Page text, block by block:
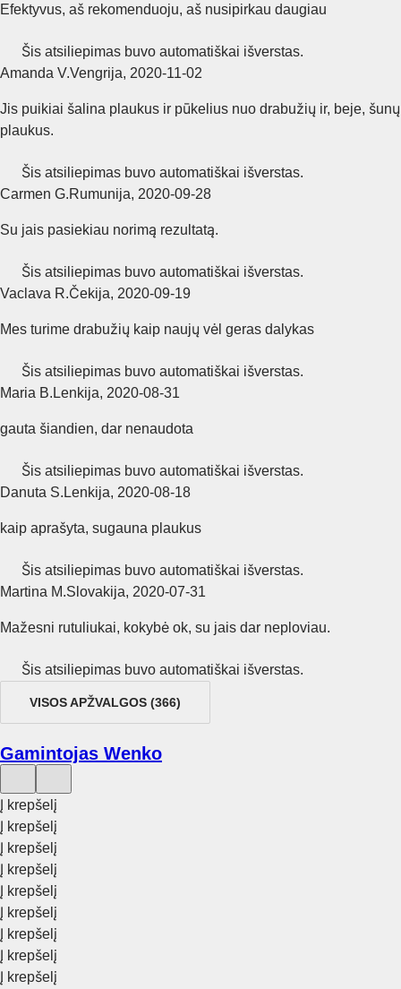
Efektyvus, aš rekomenduoju, aš nusipirkau daugiau
Šis atsiliepimas buvo automatiškai išverstas.
Amanda V.Vengrija, 2020‑11‑02
Jis puikiai šalina plaukus ir pūkelius nuo drabužių ir, beje, šunų
plaukus.
Šis atsiliepimas buvo automatiškai išverstas.
Carmen G.Rumunija, 2020‑09‑28
Su jais pasiekiau norimą rezultatą.
Šis atsiliepimas buvo automatiškai išverstas.
Vaclava R.Čekija, 2020‑09‑19
Mes turime drabužių kaip naujų vėl geras dalykas
Šis atsiliepimas buvo automatiškai išverstas.
Maria B. Lenkija, 2020‑08‑31
gauta šiandien, dar nenaudota
Šis atsiliepimas buvo automatiškai išverstas.
Danuta S. Lenkija, 2020‑08‑18
kaip aprašyta, sugauna plaukus
Šis atsiliepimas buvo automatiškai išverstas.
Martina M.Slovakija, 2020‑07‑31
Mažesni rutuliukai, kokybė ok, su jais dar neploviau.
Šis atsiliepimas buvo automatiškai išverstas.
VISOS APŽVALGOS (366)
Gamintojas Wenko
Į krepšelį
Į krepšelį
Į krepšelį
Į krepšelį
Į krepšelį
Į krepšelį
Į krepšelį
Į krepšelį
Į krepšelį